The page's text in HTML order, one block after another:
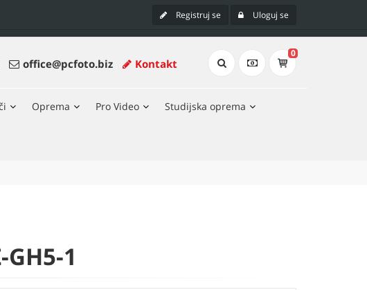
Registruj se Uloguj se
office@pcfoto.biz Kontakt
0
Oprema Pro Video Studijska oprema
1